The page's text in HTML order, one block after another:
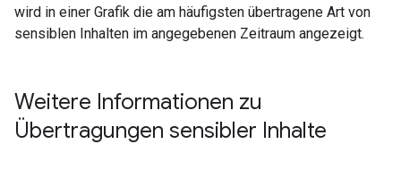
wird in einer Grafik die am häufigsten übertragene Art von
sensiblen Inhalten im angegebenen Zeitraum angezeigt.
Weitere Informationen zu
Übertragungen sensibler Inhalte